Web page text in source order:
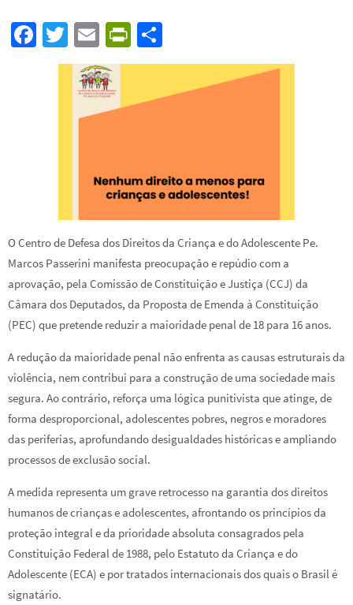
Fa
ce
T
wi
tt
er
E
m
ail
Pr
in
ri
dl
y
h
ar
O Centro de Defesa dos Direitos da Criança e do Adolescente Pe.
Marcos Passerini manifesta preocupação e repúdio com a
aprovação, pela Comissão de Constituição e Justiça (CCJ) da
Câmara dos Deputados, da Proposta de Emenda à Constituição
(PEC) que pretende reduzir a maioridade penal de 18 para 16 anos.
A redução da maioridade penal não enfrenta as causas estruturais da
violência, nem contribui para a construção de uma sociedade mais
segura. Ao contrário, reforça uma lógica punitivista que atinge, de
forma desproporcional, adolescentes pobres, negros e moradores
das periferias, aprofundando desigualdades históricas e ampliando
processos de exclusão social.
A medida representa um grave retrocesso na garantia dos direitos
humanos de crianças e adolescentes, afrontando os princípios da
proteção integral e da prioridade absoluta consagrados pela
Constituição Federal de 1988, pelo Estatuto da Criança e do
Adolescente (ECA) e por tratados internacionais dos quais o Brasil é
signatário.